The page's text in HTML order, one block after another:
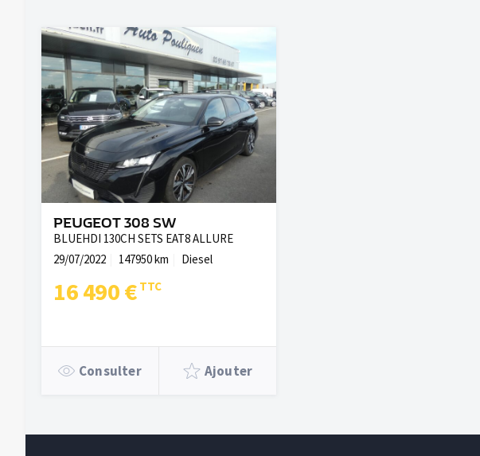
PEUGEOT 308 SW
BLUEHDI 130CH SETS EAT8 ALLURE
29/07/2022
147950 km Diesel
16 490 €
Consulter Ajouter